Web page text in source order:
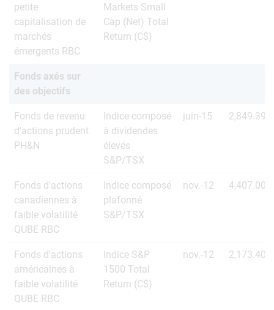
petite
capitalisation de
marchés
émergents RBC
Markets Small
Cap (Net) Total
Return (C$)
Fonds axés sur
des objectifs
Fonds de revenu
d'actions prudent
PH&N
Indice composé
à dividendes
élevés
S&P/TSX
juin-15 2,849.39
Fonds d'actions
canadiennes à
faible volatilité
QUBE RBC
Indice composé
plafonné
S&P/TSX
nov.-12 4,407.00
Fonds d'actions
américaines à
faible volatilité
QUBE RBC
Indice S&P
1500 Total
Return (C$)
nov.-12 2,173.40